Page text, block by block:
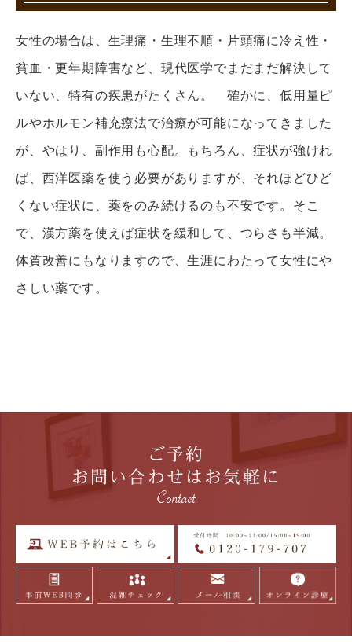
女性の場合は、生理痛・生理不順・片頭痛に冷え性・
貧血・更年期障害など、現代医学でまだまだ解決して
いない、特有の疾患がたくさん。 確かに、低用量ピ
ルやホルモン補充療法で治療が可能になってきました
が、やはり、副作用も心配。もちろん、症状が強けれ
ば、西洋医薬を使う必要がありますが、それほどひど
くない症状に、薬をのみ続けるのも不安です。そこ
で、漢方薬を使えば症状を緩和して、つらさも半減。
体質改善にもなりますので、生涯にわたって女性にや
さしい薬です。
ご予約
お問い合わせはお気軽に
Contact